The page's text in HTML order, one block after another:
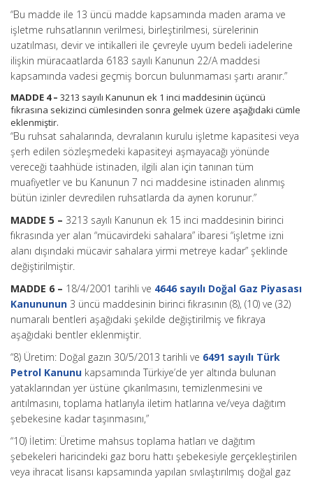
“Bu madde ile 13 üncü madde kapsamında maden arama ve
işletme ruhsatlarının verilmesi, birleştirilmesi, sürelerinin
uzatılması, devir ve intikalleri ile çevreyle uyum bedeli iadelerine
ilişkin müracaatlarda 6183 sayılı Kanunun 22/A maddesi
kapsamında vadesi geçmiş borcun bulunmaması şartı aranır.”
MADDE 4 – 3213 sayılı Kanunun ek 1 inci maddesinin üçüncü
fıkrasına sekizinci cümlesinden sonra gelmek üzere aşağıdaki cümle
eklenmiştir.
“Bu ruhsat sahalarında, devralanın kurulu işletme kapasitesi veya
şerh edilen sözleşmedeki kapasiteyi aşmayacağı yönünde
vereceği taahhüde istinaden, ilgili alan için tanınan tüm
muafiyetler ve bu Kanunun 7 nci maddesine istinaden alınmış
bütün izinler devredilen ruhsatlarda da aynen korunur.”
MADDE 5 – 3213 sayılı Kanunun ek 15 inci maddesinin birinci
fıkrasında yer alan “mücavirdeki sahalara” ibaresi “işletme izni
alanı dışındaki mücavir sahalara yirmi metreye kadar” şeklinde
değiştirilmiştir.
MADDE 6 – 18/4/2001 tarihli ve 4646 sayılı Doğal Gaz Piyasası
Kanununun 3 üncü maddesinin birinci fıkrasının (8), (10) ve (32)
numaralı bentleri aşağıdaki şekilde değiştirilmiş ve fıkraya
aşağıdaki bentler eklenmiştir.
“8) Üretim: Doğal gazın 30/5/2013 tarihli ve 6491 sayılı Türk
Petrol Kanunu kapsamında Türkiye’de yer altında bulunan
yataklarından yer üstüne çıkarılmasını, temizlenmesini ve
arıtılmasını, toplama hatlarıyla iletim hatlarına ve/veya dağıtım
şebekesine kadar taşınmasını,”
“10) İletim: Üretime mahsus toplama hatları ve dağıtım
şebekeleri haricindeki gaz boru hattı şebekesiyle gerçekleştirilen
veya ihracat lisansı kapsamında yapılan sıvılaştırılmış doğal gaz